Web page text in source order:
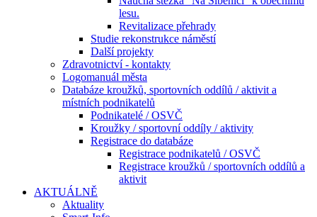
lesu.
Revitalizace přehrady
Studie rekonstrukce náměstí
Další projekty
Zdravotnictví - kontakty
Logomanuál města
Databáze kroužků, sportovních oddílů / aktivit a
místních podnikatelů
Podnikatelé / OSVČ
Kroužky / sportovní oddíly / aktivity
Registrace do databáze
Registrace podnikatelů / OSVČ
Registrace kroužků / sportovních oddílů a
aktivit
AKTUÁLNĚ
Aktuality